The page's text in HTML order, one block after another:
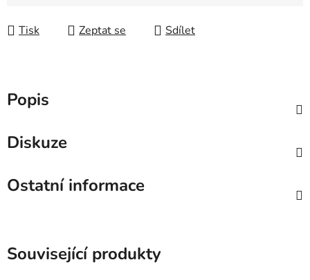
Tisk Zeptat se Sdílet
Popis
Diskuze
Ostatní informace
Související produkty